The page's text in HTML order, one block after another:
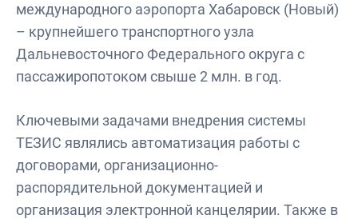
международного аэропорта Хабаровск (Новый)
– крупнейшего транспортного узла
Дальневосточного Федерального округа с
пассажиропотоком свыше 2 млн. в год.
Ключевыми задачами внедрения системы
ТЕЗИС являлись автоматизация работы с
договорами, организационно-
распорядительной документацией и
организация электронной канцелярии. Также в